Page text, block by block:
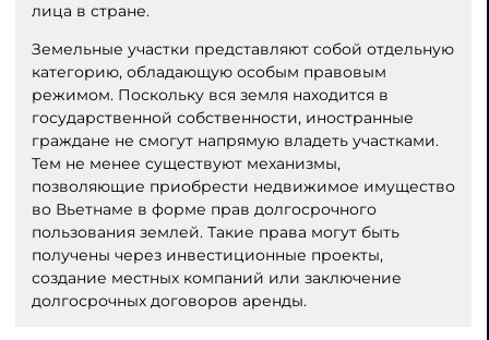
лица в стране.
Земельные участки представляют собой отдельную
категорию, обладающую особым правовым
режимом. Поскольку вся земля находится в
государственной собственности, иностранные
граждане не смогут напрямую владеть участками.
Тем не менее существуют механизмы,
позволяющие приобрести недвижимое имущество
во Вьетнаме в форме прав долгосрочного
пользования землей. Такие права могут быть
получены через инвестиционные проекты,
создание местных компаний или заключение
долгосрочных договоров аренды.